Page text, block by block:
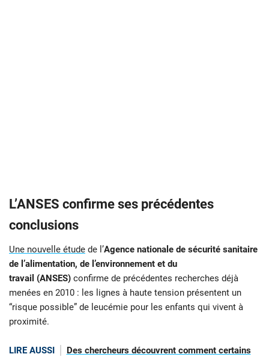
L’ANSES confirme ses précédentes
conclusions
Une nouvelle étude de l’Agence nationale de sécurité sanitaire
de l’alimentation, de l’environnement et du
travail (ANSES) confirme de précédentes recherches déjà
menées en 2010 : les lignes à haute tension présentent un
“risque possible” de leucémie pour les enfants qui vivent à
proximité.
LIRE AUSSI
Des chercheurs découvrent comment certains